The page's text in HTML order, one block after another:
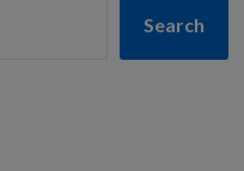
Search